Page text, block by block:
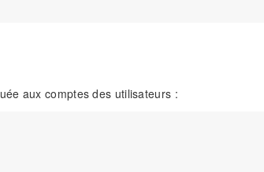
aux comptes des utilisateurs :